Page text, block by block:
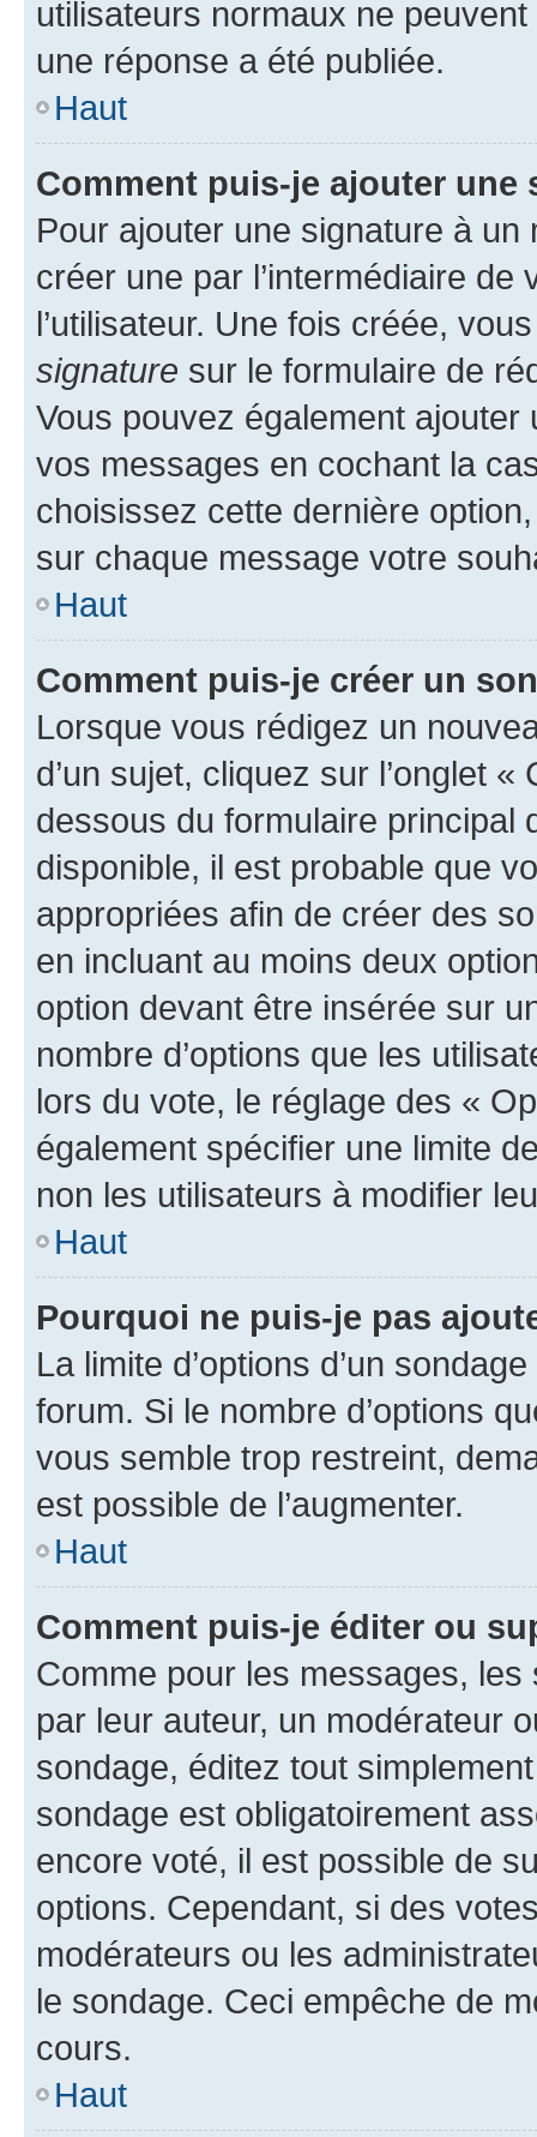
utilisateurs normaux ne
une réponse a été publiée.
Haut
Comment puis-je ajouter une
Pour ajouter une signature à un
créer une par l’intermédiaire
l’utilisateur. Une fois créée,
signature sur le formulaire de
Vous pouvez également
vos messages en cochant la
choisissez cette dernière
sur chaque message votre
Haut
Comment puis-je créer un
Lorsque vous rédigez un
d’un sujet, cliquez sur l’onglet
dessous du formulaire principal
disponible, il est probable que
appropriées afin de créer des
en incluant au moins deux
option devant être insérée sur
nombre d’options que les
lors du vote, le réglage des «
également spécifier une limite
non les utilisateurs à modifier
Haut
Pourquoi ne puis-je pas
La limite d’options d’un
forum. Si le nombre d’options
vous semble trop restreint,
est possible de l’augmenter.
Haut
Comment puis-je éditer ou
Comme pour les messages,
par leur auteur, un modérateur
sondage, éditez tout
sondage est obligatoirement
encore voté, il est possible de
options. Cependant, si des
modérateurs ou les
le sondage. Ceci empêche de
cours.
Haut